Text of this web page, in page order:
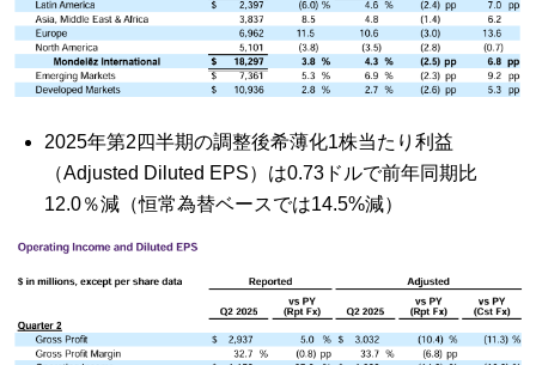
2025年第2四半期の調整後希薄化1株当たり利益
（Adjusted Diluted EPS）は0.73ドルで前年同期比
12.0％減（恒常為替ベースでは14.5%減）